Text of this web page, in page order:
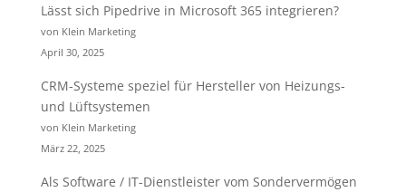
Lässt sich Pipedrive in Microsoft 365 integrieren?
von Klein Marketing
April 30, 2025
CRM-Systeme speziel für Hersteller von Heizungs-
und Lüftsystemen
von Klein Marketing
März 22, 2025
Als Software / IT-Dienstleister vom Sondervermögen